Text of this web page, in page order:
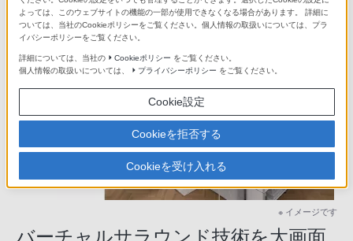
高音質技術
※ イメージです
よっては、このウェブサイトの機能の一部が使用できなくなる場合があります。 詳細に
ついては、当社のCookieポリシーをご覧ください。個人情報の取扱いについては、プラ
イバシーポリシーをご覧ください。
詳細については、当社の Cookieポリシー をご覧ください。
個人情報の取扱いについては、
プライバシーポリシー をご覧ください。
Cookie設定
Cookieを拒否する
Cookieを受け入れる